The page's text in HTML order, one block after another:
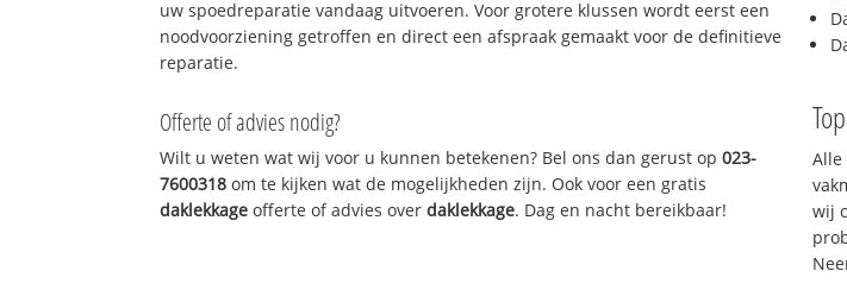
uw spoedreparatie vandaag uitvoeren. Voor grotere klussen wordt eerst een
noodvoorziening getroffen en direct een afspraak gemaakt voor de definitieve
reparatie.
Offerte of advies nodig?
Wilt u weten wat wij voor u kunnen betekenen? Bel ons dan gerust op023-
7600318 om te kijken wat de mogelijkheden zijn. Ook voor een gratis
daklekkage offerte of advies overdaklekkage. Dag en nacht bereikbaar!
wij